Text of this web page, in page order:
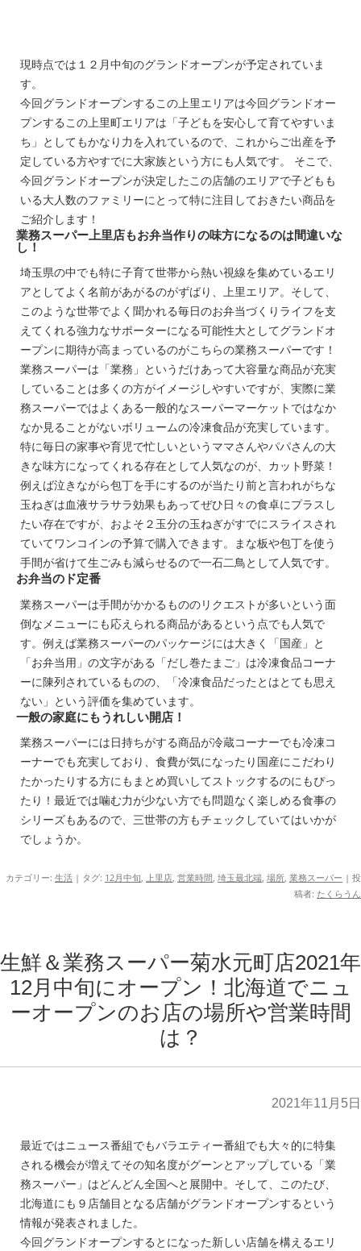
現時点では１２月中旬のグランドオープンが予定されていま
す。
今回グランドオープンするこの上里エリアは今回グランドオー
プンするこの上里町エリアは「子どもを安心して育てやすいま
ち」としてもかなり力を入れているので、これからご出産を予
定している方やすでに大家族という方にも人気です。 そこで、
今回グランドオープンが決定したこの店舗のエリアで子どもも
いる大人数のファミリーにとって特に注目しておきたい商品を
ご紹介します！
業務スーパー上里店もお弁当作りの味方になるのは間違いな
し！
埼玉県の中でも特に子育て世帯から熱い視線を集めているエリ
アとしてよく名前があがるのがずばり、上里エリア。そして、
このような世帯でよく聞かれる毎日のお弁当づくりライフを支
えてくれる強力なサポーターになる可能性大としてグランドオ
ープンに期待が高まっているのがこちらの業務スーパーです！
業務スーパーは「業務」というだけあって大容量な商品が充実
していることは多くの方がイメージしやすいですが、実際に業
務スーパーではよくある一般的なスーパーマーケットではなか
なか見ることがないボリュームの冷凍食品が充実しています。
特に毎日の家事や育児で忙しいというママさんやパパさんの大
きな味方になってくれる存在として人気なのが、カット野菜！
例えば泣きながら包丁を手にするのが当たり前と言われがちな
玉ねぎは血液サラサラ効果もあってぜひ日々の食卓にプラスし
たい存在ですが、およそ２玉分の玉ねぎがすでにスライスされ
ていてワンコインの予算で購入できます。まな板や包丁を使う
手間が省けて生ごみも減らせるので一石二鳥として人気です。
お弁当のド定番
業務スーパーは手間がかかるもののリクエストが多いという面
倒なメニューにも応えられる商品があるという点でも人気で
す。例えば業務スーパーのパッケージには大きく「国産」と
「お弁当用」の文字がある「だし巻たまご」は冷凍食品コーナ
ーに陳列されているものの、「冷凍食品だったとはとても思え
ない」という評価を集めています。
一般の家庭にもうれしい開店！
業務スーパーには日持ちがする商品が冷蔵コーナーでも冷凍コ
ーナーでも充実しており、食費が気になったり国産にこだわり
たかったりする方にもまとめ買いしてストックするのにもぴっ
たり！最近では噛む力が少ない方でも問題なく楽しめる食事の
シリーズもあるので、三世帯の方もチェックしていてはいかが
でしょうか。
カテゴリー: 生活 | タグ: 12月中旬 上里店 営業時間 埼玉最北端 場所 業務スーパー | 投
稿者: たくらうん
生鮮＆業務スーパー菊水元町店2021年
12月中旬にオープン！北海道でニュ
ーオープンのお店の場所や営業時間
は？
2021年11月5日
最近ではニュース番組でもバラエティー番組でも大々的に特集
される機会が増えてその知名度がグーンとアップしている「業
務スーパー」はどんどん全国へと展開中。そして、このたび、
北海道にも９店舗目となる店舗がグランドオープンするという
情報が発表されました。
今回グランドオープンするとになった新しい店舗を構えるエリ